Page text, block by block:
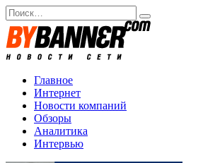
Перейти
к
содержанию
Search
for:
Главное
Интернет
Новости компаний
Обзоры
Аналитика
Интервью